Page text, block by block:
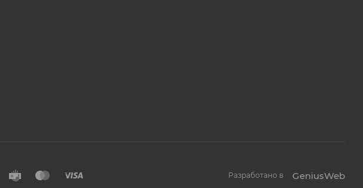
Разработано в GeniusWeb